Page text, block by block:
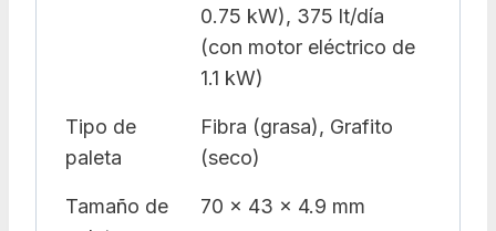
0.75 kW), 375 lt/día
(con motor eléctrico de
1.1 kW)
Tipo de
paleta
Fibra (grasa), Grafito
(seco)
Tamaño de
70 x 43 x 4.9 mm